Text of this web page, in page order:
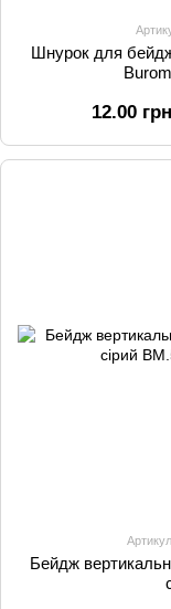
Шнурок для
12.00 грн
Бейдж